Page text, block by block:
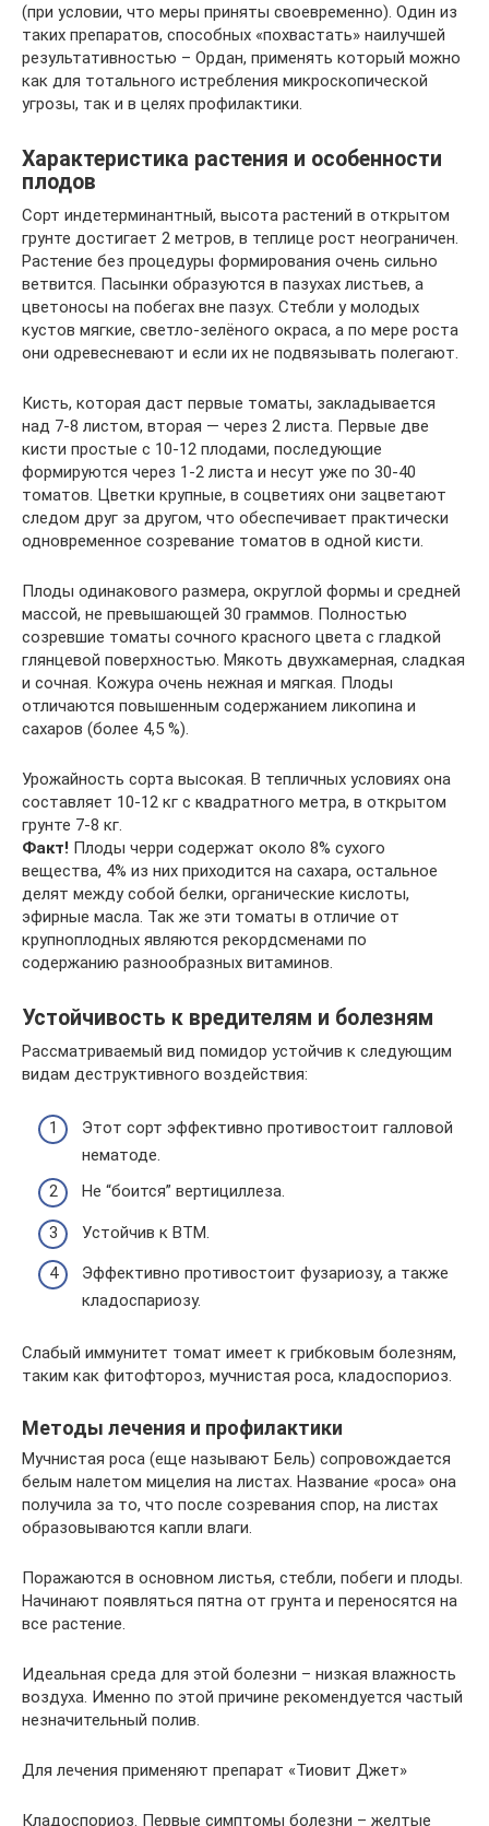
(при условии, что меры приняты своевременно). Один из
таких препаратов, способных «похвастать» наилучшей
результативностью – Ордан, применять который можно
как для тотального истребления микроскопической
угрозы, так и в целях профилактики.
Характеристика растения и особенности
плодов
Сорт индетерминантный, высота растений в открытом
грунте достигает 2 метров, в теплице рост неограничен.
Растение без процедуры формирования очень сильно
ветвится. Пасынки образуются в пазухах листьев, а
цветоносы на побегах вне пазух. Стебли у молодых
кустов мягкие, светло-зелёного окраса, а по мере роста
они одревесневают и если их не подвязывать полегают.
Кисть, которая даст первые томаты, закладывается
над 7-8 листом, вторая — через 2 листа. Первые две
кисти простые с 10-12 плодами, последующие
формируются через 1-2 листа и несут уже по 30-40
томатов. Цветки крупные, в соцветиях они зацветают
следом друг за другом, что обеспечивает практически
одновременное созревание томатов в одной кисти.
Плоды одинакового размера, округлой формы и средней
массой, не превышающей 30 граммов. Полностью
созревшие томаты сочного красного цвета с гладкой
глянцевой поверхностью. Мякоть двухкамерная, сладкая
и сочная. Кожура очень нежная и мягкая. Плоды
отличаются повышенным содержанием ликопина и
сахаров (более 4,5 %).
Урожайность сорта высокая. В тепличных условиях она
составляет 10-12 кг с квадратного метра, в открытом
грунте 7-8 кг.
Факт! Плоды черри содержат около 8% сухого
вещества, 4% из них приходится на сахара, остальное
делят между собой белки, органические кислоты,
эфирные масла. Так же эти томаты в отличие от
крупноплодных являются рекордсменами по
содержанию разнообразных витаминов.
Устойчивость к вредителям и болезням
Рассматриваемый вид помидор устойчив к следующим
видам деструктивного воздействия:
Этот сорт эффективно противостоит галловой
нематоде.
Не “боится” вертициллеза.
Устойчив к BTM.
Эффективно противостоит фузариозу, а также
кладоспариозу.
Слабый иммунитет томат имеет к грибковым болезням,
таким как фитофтороз, мучнистая роса, кладоспориоз.
Методы лечения и профилактики
Мучнистая роса (еще называют Бель) сопровождается
белым налетом мицелия на листах. Название «роса» она
получила за то, что после созревания спор, на листах
образовываются капли влаги.
Поражаются в основном листья, стебли, побеги и плоды.
Начинают появляться пятна от грунта и переносятся на
все растение.
Идеальная среда для этой болезни – низкая влажность
воздуха. Именно по этой причине рекомендуется частый
незначительный полив.
Для лечения применяют препарат «Тиовит Джет»
Кладоспориоз. Первые симптомы болезни – желтые